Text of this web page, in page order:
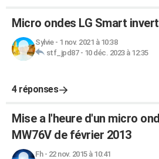
Micro ondes LG Smart
Sylvie- 1 nov. 2021 à 10:38
stf_jpd87- 10 déc. 2023 à 12:35
4 réponses
Mise a l'heure d'un micro
MW76V de février 2013
Fh- 22 nov. 2015 à 10:41